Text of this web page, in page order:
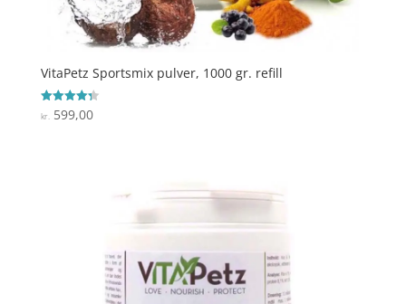
VitaPetz Sportsmix pulver, 1000 gr. refill
Vurderet
4.3
kr. 599,00